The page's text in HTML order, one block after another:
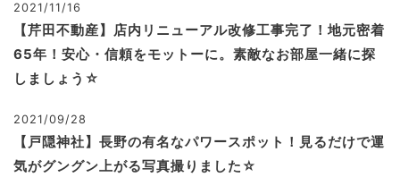
2021/11/16
【芹田不動産】店内リニューアル改修工事完了！地元密着
65年！安心・信頼をモットーに。素敵なお部屋一緒に探
しましょう☆
2021/09/28
【戸隠神社】長野の有名なパワースポット！見るだけで運
気がグングン上がる写真撮りました☆